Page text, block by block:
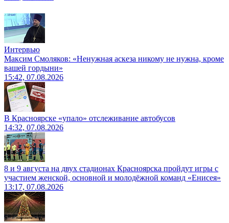
Интервью
Максим Смоляков: «Ненужная аскеза никому не нужна, кроме
вашей гордыни»
15:42, 07.08.2026
В Красноярске «упало» отслеживание автобусов
14:32, 07.08.2026
8 и 9 августа на двух стадионах Красноярска пройдут игры с
участием женской, основной и молодёжной команд «Енисея»
13:17, 07.08.2026